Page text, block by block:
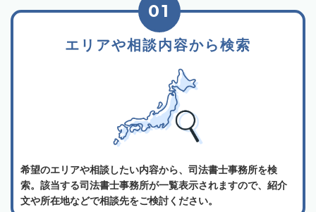
エリアや相談内容から検索
01
希望のエリアや相談したい内容から、司法書士事務所を検
索。該当する司法書士事務所が一覧表示されますので、紹介
文や所在地などで相談先をご検討ください。